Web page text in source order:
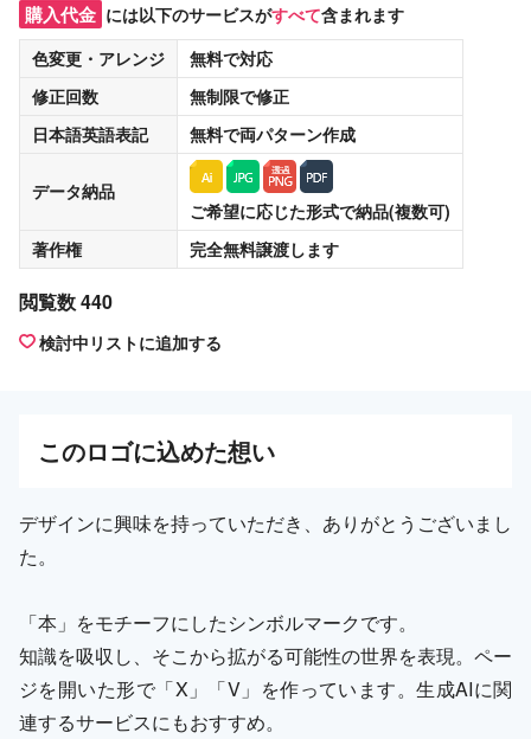
購入代金 には以下のサービスがすべて含まれます
色変更・アレンジ
無料で対応
修正回数
無制限で修正
日本語英語表記
無料で両パターン作成
データ納品
ご希望に応じた形式で納品(複数可)
著作権
完全無料譲渡します
閲覧数 440
検討中リストに追加する
このロゴに込めた想い
デザインに興味を持っていただき、ありがとうございまし
た。
「本」をモチーフにしたシンボルマークです。
知識を吸収し、そこから拡がる可能性の世界を表現。ペー
ジを開いた形で「X」「V」を作っています。生成AIに関
連するサービスにもおすすめ。